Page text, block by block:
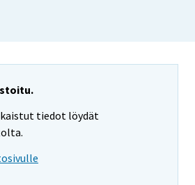
tiedot löydät